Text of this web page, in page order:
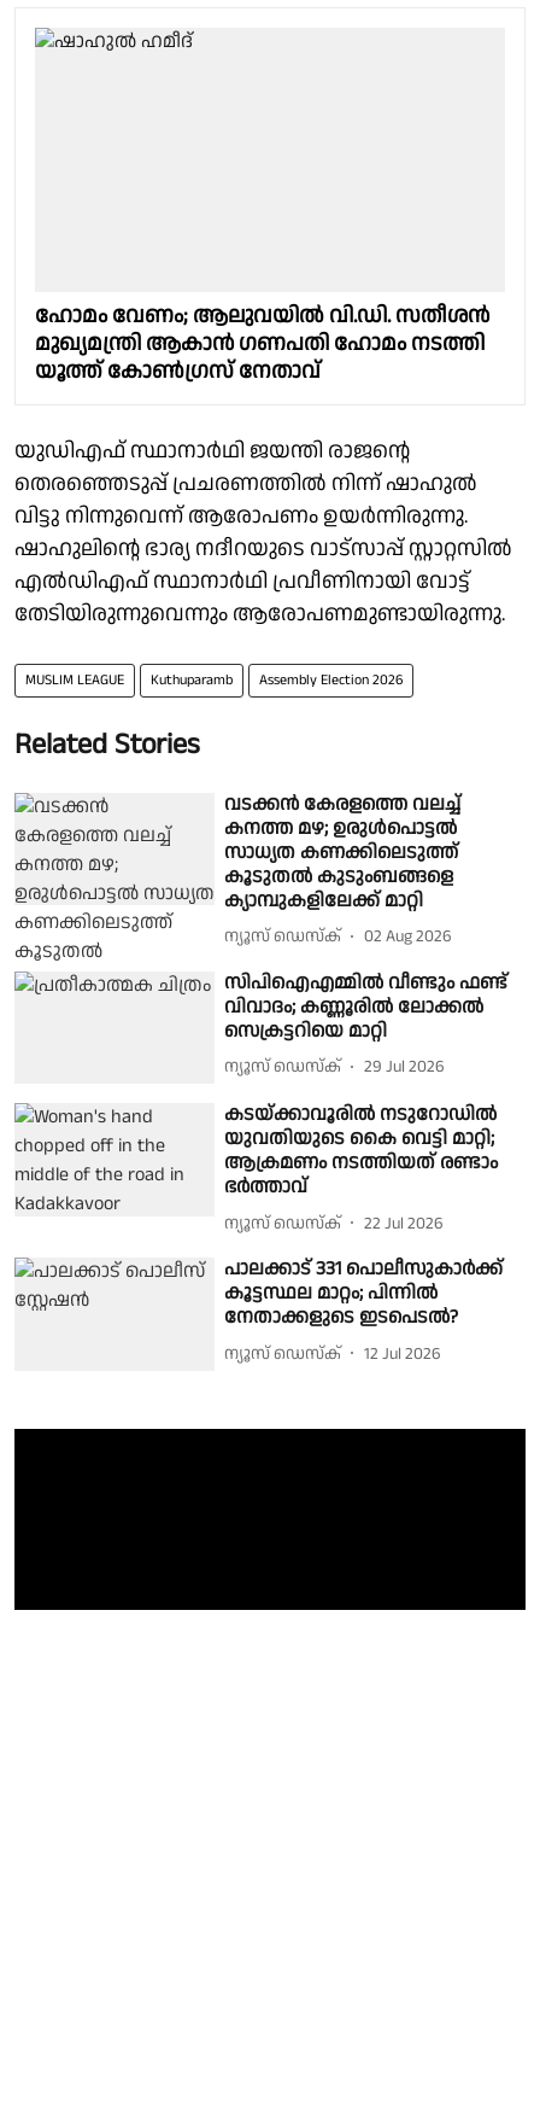
ഹോമം വേണം; ആലുവയിൽ വി.ഡി. സതീശൻ
മുഖ്യമന്ത്രി ആകാൻ ഗണപതി ഹോമം നടത്തി
യൂത്ത് കോൺഗ്രസ് നേതാവ്
യുഡിഎഫ് സ്ഥാനാർഥി ജയന്തി രാജന്റെ
തെരഞ്ഞെടുപ്പ് പ്രചരണത്തില്‍ നിന്ന് ഷാഹുല്‍
വിട്ടു നിന്നുവെന്ന് ആരോപണം ഉയര്‍ന്നിരുന്നു.
ഷാഹുലിൻ്റെ ഭാര്യ നദീറയുടെ വാട്സാപ്പ് സ്റ്റാറ്റസിൽ
എൽഡിഎഫ് സ്ഥാനാർഥി പ്രവീണിനായി വോട്ട്
തേടിയിരുന്നുവെന്നും ആരോപണമുണ്ടായിരുന്നു.
MUSLIM LEAGUE Kuthuparamb Assembly Election 2026
Related Stories
വടക്കൻ കേരളത്തെ വലച്ച്
കനത്ത മഴ; ഉരുൾപൊട്ടൽ
സാധ്യത കണക്കിലെടുത്ത്
കൂടുതൽ കുടുംബങ്ങളെ
ക്യാമ്പുകളിലേക്ക് മാറ്റി
ന്യൂസ് ഡെസ്ക് 02 Aug 2026
സിപിഐഎമ്മില്‍ വീണ്ടും ഫണ്ട്
വിവാദം; കണ്ണൂരില്‍ ലോക്കല്‍
സെക്രട്ടറിയെ മാറ്റി
ന്യൂസ് ഡെസ്ക് 29 Jul 2026
കടയ്ക്കാവൂരിൽ നടുറോഡിൽ
യുവതിയുടെ കൈ വെട്ടി മാറ്റി;
ആക്രമണം നടത്തിയത് രണ്ടാം
ഭർത്താവ്
ന്യൂസ് ഡെസ്ക് 22 Jul 2026
പാലക്കാട് 331 പൊലീസുകാർക്ക്
കൂട്ടസ്ഥല മാറ്റം; പിന്നിൽ
നേതാക്കളുടെ ഇടപെടൽ?
ന്യൂസ് ഡെസ്ക് 12 Jul 2026